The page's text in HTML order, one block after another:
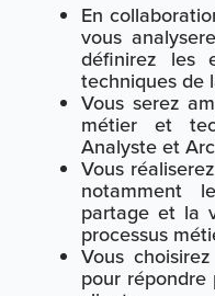
En
vous
définirez les
techniques de
Vous serez
métier et
Analyste et
Vous
notamment
partage et la
processus
Vous
pour répondre